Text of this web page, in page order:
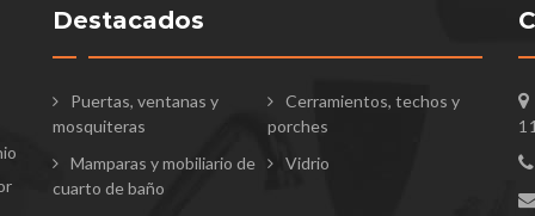
Destacados
Puertas, ventanas y
mosquiteras
Cerramientos, techos y
porches
Mamparas y mobiliario de
cuarto de baño
Vidrio